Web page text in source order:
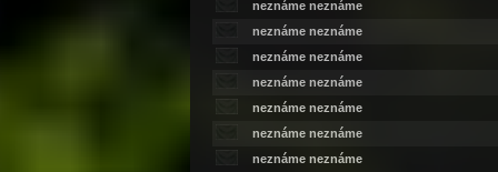
neznáme neznáme
neznáme neznáme
neznáme neznáme
neznáme neznáme
neznáme neznáme
neznáme neznáme
neznáme neznáme